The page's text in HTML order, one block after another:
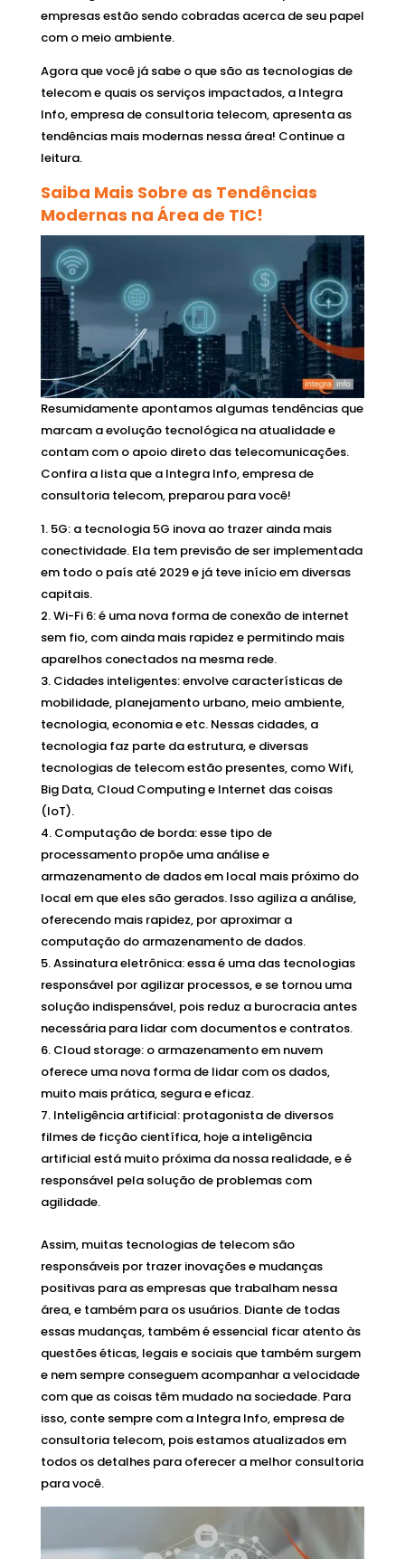
empresas estão sendo cobradas acerca de seu papel
com o meio ambiente.
Agora que você já sabe o que são as tecnologias de
telecom e quais os serviços impactados, a Integra
Info, empresa de consultoria telecom, apresenta as
tendências mais modernas nessa área! Continue a
leitura.
Saiba Mais Sobre as Tendências
Modernas na Área de TIC!
Resumidamente apontamos algumas tendências que
marcam a evolução tecnológica na atualidade e
contam com o apoio direto das telecomunicações.
Confira a lista que a Integra Info, empresa de
consultoria telecom, preparou para você!
5G: a tecnologia 5G inova ao trazer ainda mais
conectividade. Ela tem previsão de ser implementada
em todo o país até 2029 e já teve início em diversas
capitais.
Wi-Fi 6: é uma nova forma de conexão de internet
sem fio, com ainda mais rapidez e permitindo mais
aparelhos conectados na mesma rede.
Cidades inteligentes: envolve características de
mobilidade, planejamento urbano, meio ambiente,
tecnologia, economia e etc. Nessas cidades, a
tecnologia faz parte da estrutura, e diversas
tecnologias de telecom estão presentes, como Wifi,
Big Data, Cloud Computing e Internet das coisas
(IoT).
Computação de borda: esse tipo de
processamento propõe uma análise e
armazenamento de dados em local mais próximo do
local em que eles são gerados. Isso agiliza a análise,
oferecendo mais rapidez, por aproximar a
computação do armazenamento de dados.
Assinatura eletrônica: essa é uma das tecnologias
responsável por agilizar processos, e se tornou uma
solução indispensável, pois reduz a burocracia antes
necessária para lidar com documentos e contratos.
Cloud storage: o armazenamento em nuvem
oferece uma nova forma de lidar com os dados,
muito mais prática, segura e eficaz.
Inteligência artificial: protagonista de diversos
filmes de ficção científica, hoje a inteligência
artificial está muito próxima da nossa realidade, e é
responsável pela solução de problemas com
agilidade.
Assim, muitas tecnologias de telecom são
responsáveis por trazer inovações e mudanças
positivas para as empresas que trabalham nessa
área, e também para os usuários. Diante de todas
essas mudanças, também é essencial ficar atento às
questões éticas, legais e sociais que também surgem
e nem sempre conseguem acompanhar a velocidade
com que as coisas têm mudado na sociedade. Para
isso, conte sempre com a Integra Info, empresa de
consultoria telecom, pois estamos atualizados em
todos os detalhes para oferecer a melhor consultoria
para você.